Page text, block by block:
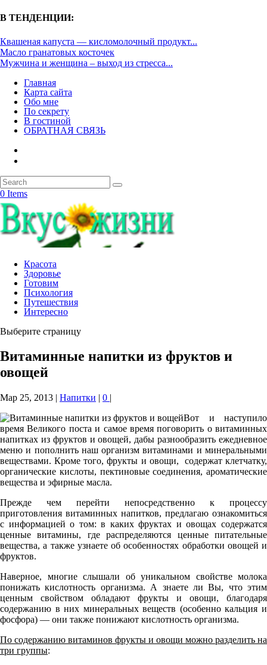
В ТЕНДЕНЦИИ:
Квашеная капуста — кисломолочный продукт...
Масло гранатовых косточек
Мужчина и женщина – выход из стресса...
Главная
Карта сайта
Обо мне
По секрету
В гостиной
ОБРАТНАЯ СВЯЗЬ
0 Items
Красота
Здоровье
Готовим
Психология
Путешествия
Интересно
Выберите страницу
Витаминные напитки из фруктов и
овощей
Мар 25, 2013 | Напитки | 0 |
Вот и наступило
время Великого поста и самое время поговорить о витаминных
напитках из фруктов и овощей, дабы разнообразить ежедневное
меню и пополнить наш организм витаминами и минеральными
веществами. Кроме того, фрукты и овощи, содержат клетчатку,
органические кислоты, пектиновые соединения, ароматические
вещества и эфирные масла.
Прежде чем перейти непосредственно к процессу
приготовления витаминных напитков, предлагаю ознакомиться
с информацией о том: в каких фруктах и овощах содержатся
ценные витамины, где распределяются ценные питательные
вещества, а также узнаете об особенностях обработки овощей и
фруктов.
Наверное, многие слышали об уникальном свойстве молока
понижать кислотность организма. А знаете ли Вы, что этим
ценным свойством обладают фрукты и овощи, благодаря
содержанию в них минеральных веществ (особенно кальция и
фосфора) — они также понижают кислотность организма.
По содержанию витаминов фрукты и овощи можно разделить на
три группы: